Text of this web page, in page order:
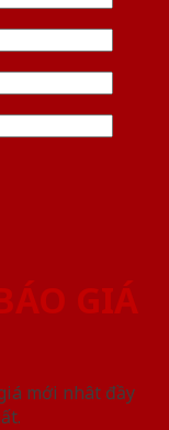
GIÁ
mới nhât đầy